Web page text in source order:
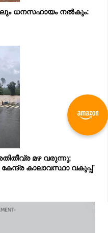
ധനസഹായം നൽകും:
മഴ വരുന്നു;
കേന്ദ്ര കാലാവസ്ഥാ വകുപ്പ്